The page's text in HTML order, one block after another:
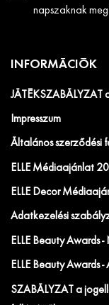
napszaknak
INFORMÁCIÓK
JÁTÉKSZABÁLYZAT
Impresszum
Általános szerződési
ELLE Médiaajánlat
ELLE Decor
Adatkezelési
ELLE Beauty Awards
ELLE Beauty Awards
SZABÁLYZAT a